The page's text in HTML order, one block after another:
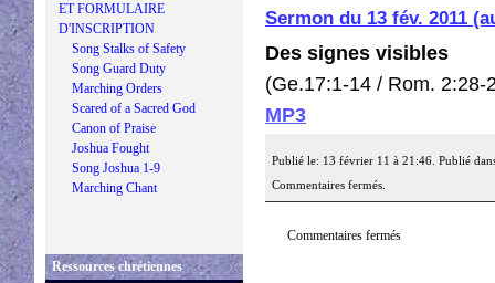
ET FORMULAIRE
D'INSCRIPTION
Song Stalks of Safety
Song Guard Duty
Marching Orders
Scared of a Sacred God
Canon of Praise
Joshua Fought
Song Joshua 1-9
Marching Chant
Ressources chrétiennes
Sermon du 13 fév. 2011
Des signes visibles
(Ge.17:1-14 / Rom.
MP3
Publié le: 13 février 11 à 21:46. Publié
Commentaires fermés.
Commentaires fermés